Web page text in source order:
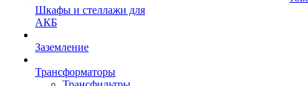
Шкафы и стеллажи для
АКБ
Заземление
Трансформаторы